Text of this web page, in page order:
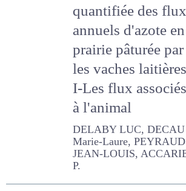
quantifiée des flux
annuels d'azote en
prairie pâturée par
les vaches laitières.
I-Les flux associés
DELABY LUC, DECAU
Marie-Laure, PEYRAUD
JEAN-LOUIS, ACCARIE P.